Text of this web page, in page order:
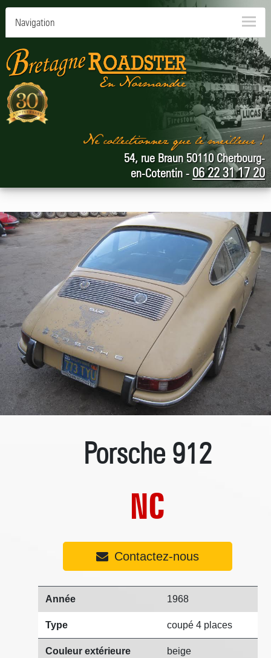
Navigation
54, rue Braun 50110 Cherbourg-
en-Cotentin - 06 22 31 17 20
Porsche 912
NC
Contactez-nous
Année 1968
Type coupé 4 places
Couleur extérieure beige